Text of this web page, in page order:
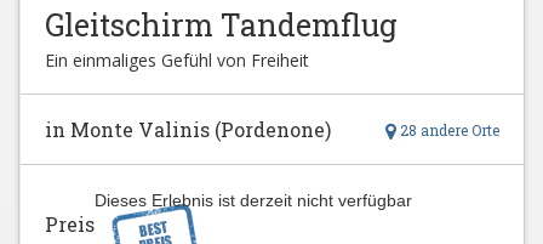
Gleitschirm Tandemflug
Ein einmaliges Gefühl von Freiheit
28 andere Orte
in Monte Valinis (Pordenone)
Dieses Erlebnis ist derzeit nicht verfügbar
Preis